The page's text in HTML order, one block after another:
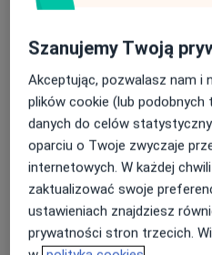
Neurochirurgia
Leczenie bólu
Onkologia kliniczna
Główne obszary pomocy
Nowotwory układu
Guzy mózgu
Dyskopatia
Stenoza kanału kręgowego
Rodzaje konsultacji
Szanujemy Twoją
Akceptując, pozwalasz nam i
plików cookie (lub podobnych
danych do celów
oparciu o Twoje zwyczaje
internetowych. W każdej
zaktualizować swoje
ustawieniach znajdziesz
prywatności stron trzecich.